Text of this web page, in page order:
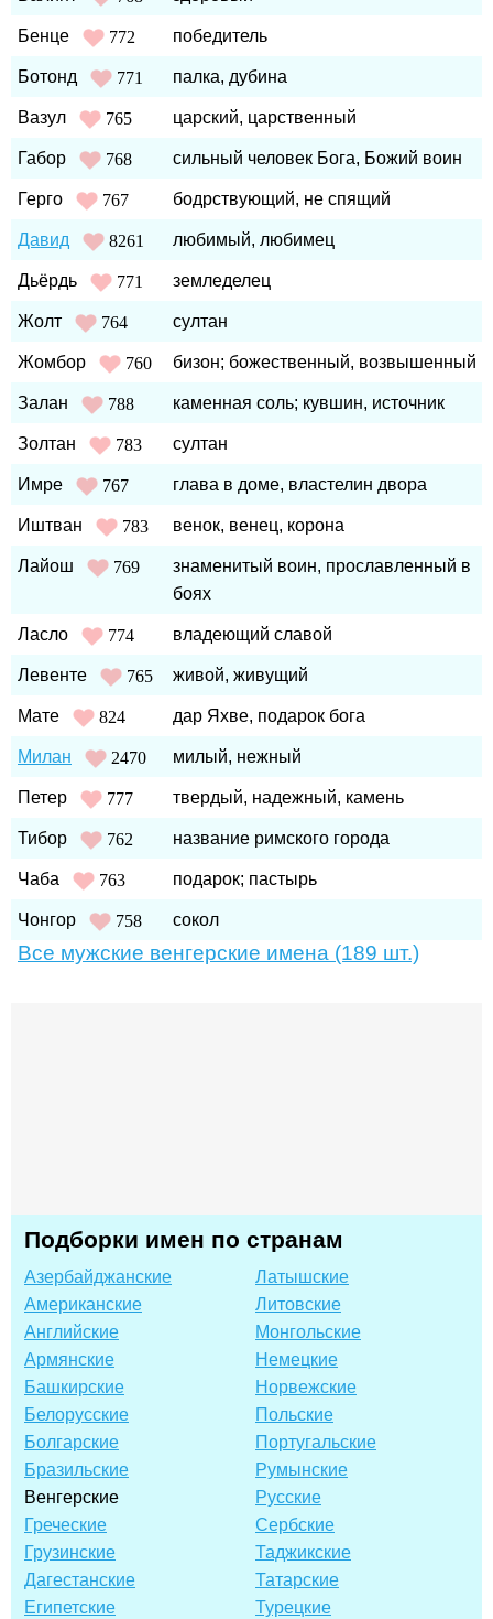
Бенце 772 победитель
Ботонд 771 палка, дубина
Вазул 765 царский, царственный
Габор 768 сильный человек Бога, Божий воин
Герго 767 бодрствующий, не спящий
Давид 8261 любимый, любимец
Дьёрдь 771 земледелец
Жолт 764 султан
Жомбор 760 бизон; божественный, возвышенный
Залан 788 каменная соль; кувшин, источник
Золтан 783 султан
Имре 767 глава в доме, властелин двора
Иштван 783 венок, венец, корона
Лайош 769
знаменитый воин, прославленный в
боях
Ласло 774 владеющий славой
Левенте 765 живой, живущий
Мате 824 дар Яхве, подарок бога
Милан 2470 милый, нежный
Петер 777 твердый, надежный, камень
Тибор 762 название римского города
Чаба 763 подарок; пастырь
Чонгор 758 сокол
Все мужские венгерские имена (189 шт.)
Подборки имен по странам
Азербайджанские
Американские
Английские
Армянские
Башкирские
Белорусские
Болгарские
Бразильские
Венгерские
Греческие
Грузинские
Дагестанские
Египетские
Латышские
Литовские
Монгольские
Немецкие
Норвежские
Польские
Португальские
Румынские
Русские
Сербские
Таджикские
Татарские
Турецкие